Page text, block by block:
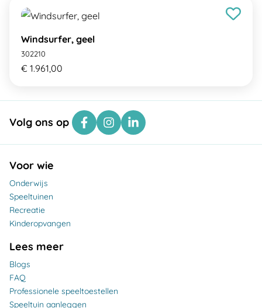
Windsurfer, geel
302210
€ 1.961,00
Volg ons op
Voor wie
Onderwijs
Speeltuinen
Recreatie
Kinderopvangen
Lees meer
Blogs
FAQ
Professionele speeltoestellen
Speeltuin aanleggen